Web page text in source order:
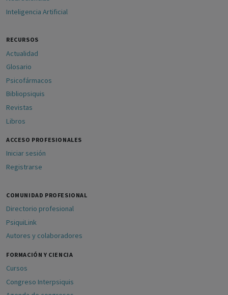
Inteligencia Artificial
RECURSOS
Actualidad
Glosario
Psicofármacos
Bibliopsiquis
Revistas
Libros
ACCESO PROFESIONALES
Iniciar sesión
Registrarse
COMUNIDAD PROFESIONAL
Directorio profesional
PsiquiLink
Autores y colaboradores
FORMACIÓN Y CIENCIA
Cursos
Congreso Interpsiquis